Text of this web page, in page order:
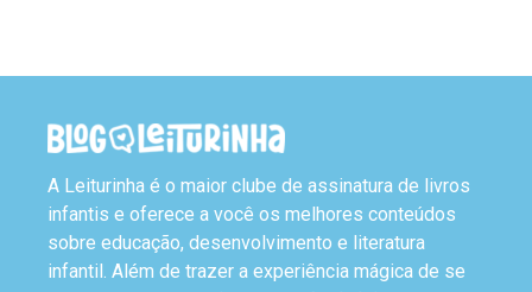
A Leiturinha é o maior clube de assinatura de livros
infantis e oferece a você os melhores conteúdos
sobre educação, desenvolvimento e literatura
infantil. Além de trazer a experiência mágica de se